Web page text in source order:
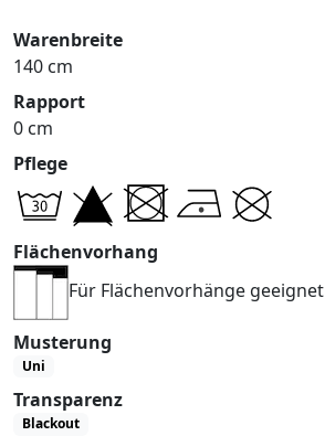
Warenbreite
140 cm
Rapport
0 cm
Pflege
Flächenvorhang
Für Flächenvorhänge geeignet
Musterung
Uni
Transparenz
Blackout